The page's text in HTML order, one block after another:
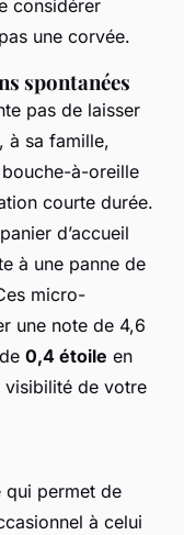
considérer
une corvée.
spontanées
pas de laisser
à sa famille,
à-oreille
courte durée.
d’accueil
à une panne de
micro-
une note de 4,6
0,4 étoile en
visibilité de votre
qui permet de
à celui